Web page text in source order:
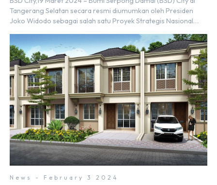
Tangerang Selatan secara resmi diumumkan oleh Presiden
Joko Widodo sebagai salah satu Proyek Strategis Nasional
Koordinator Bidang Perekonomian, Airlangga Hartarto, setelah
Rapat Terbatas (ratas) bersama Jokowi di Istana Kepresidenan
pada hari Senin, 18 Maret 2024. Selain […]
News - February 3 2024